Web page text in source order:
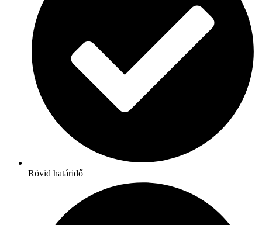
Rövid határidő